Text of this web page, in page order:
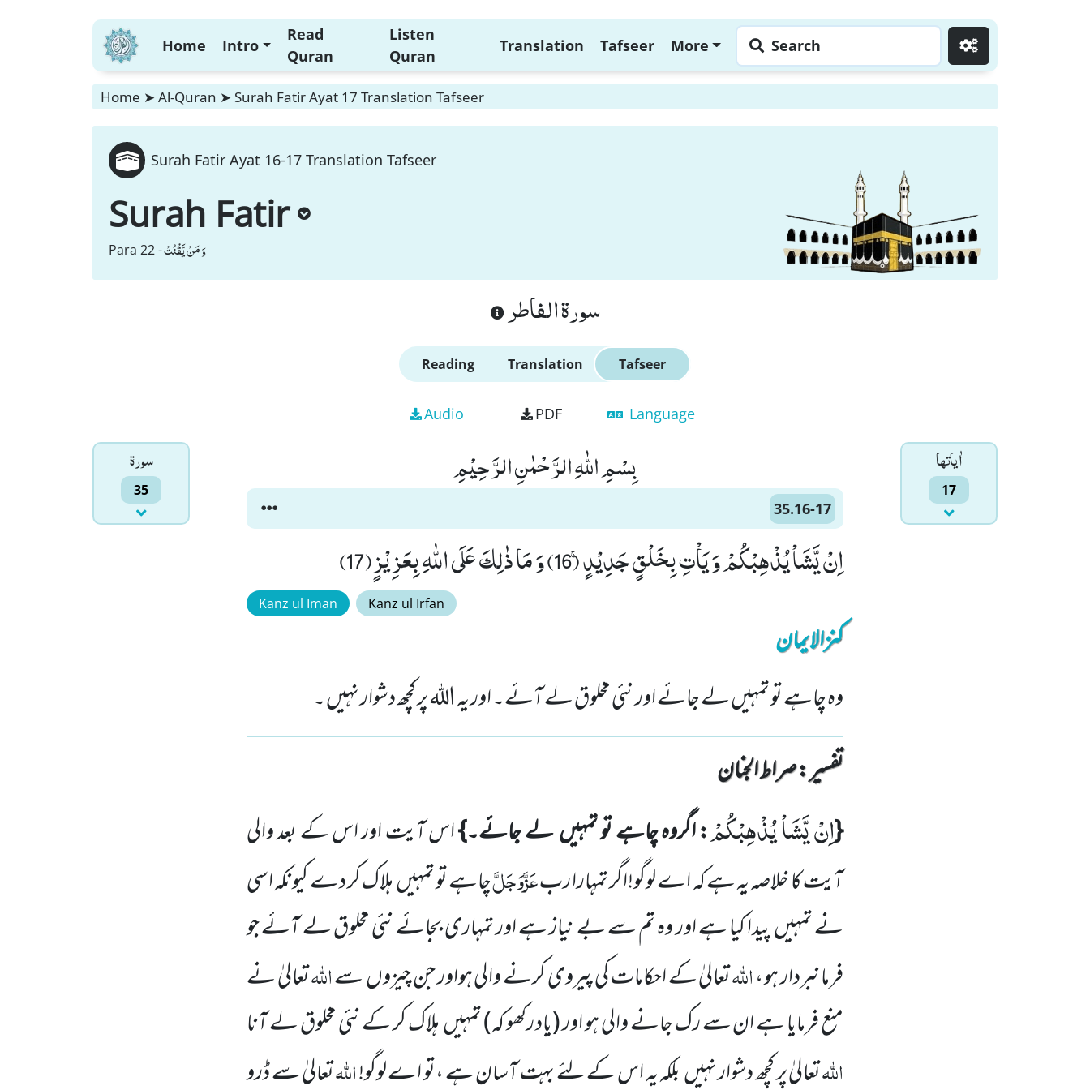
Home Intro
Read
Quran
Listen
Quran
Translation Tafseer More Search
Home ➤ Al-Quran ➤ Surah Fatir Ayat 17 Translation Tafseer
Surah Fatir Ayat 16-17 Translation Tafseer
Surah Fatir
Para 22 -وَ مَنْ یَّقْنُتْ
سورة الفاطر
Reading Translation Tafseer
Audio PDF Language
سورۃ
35
اٰياتها
17
بِسْمِ اللّٰهِ الرَّحْمٰنِ الرَّحِیْمِ
35.16-17
اِنْ یَّشَاْ یُذْهِبْكُمْ وَ یَاْتِ بِخَلْقٍ جَدِیْدٍۚ (16) وَ مَا ذٰلِكَ عَلَى اللّٰهِ بِعَزِیْزٍ(17)
Kanz ul Iman Kanz ul Irfan
کنزالایمان
وہ چاہے تو تمہیں لے جائے اور نئی مخلوق لے آئے۔ اور یہ اللہ پر کچھ دشوار نہیں ۔
تفسیر : ‎صراط الجنان
{اِنْ یَّشَاْ یُذْهِبْكُمْ: اگروہ چاہے تو تمہیں لے جائے۔}اس آیت اور اس کے بعد والی
آیت کا خلاصہ یہ ہے کہ اے لوگو!اگر تمہارا ربعَزَّوَجَلَّچاہے تو تمہیں ہلاک کر دے کیونکہ اسی
نے تمہیں پیدا کیا ہے اور وہ تم سے بے نیاز ہے اور تمہاری بجائے نئی مخلوق لے آئے جو
فرمانبردار ہو ،اللہتعالیٰ کے احکامات کی پیروی کرنے والی ہواور جن چیزوں سےاللہتعالیٰ نے
منع فرمایا ہے ان سے رک جانے والی ہو اور (یاد رکھو کہ) تمہیں ہلاک کر کے نئی مخلوق لے آنا
اللہتعالیٰ پر کچھ دشوار نہیں بلکہ یہ اس کے لئے بہت آسان ہے ،تو اے لوگو!اللہتعالیٰ سے ڈرو